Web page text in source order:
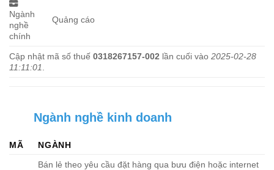
Ngành
nghề
chính
Quảng cáo
Cập nhật mã số thuế 0318267157-002 lần cuối vào 2025-02-28
11:11:01
Ngành nghề kinh doanh
MÃ NGÀNH
Bán lẻ theo yêu cầu đặt hàng qua bưu điện hoặc internet